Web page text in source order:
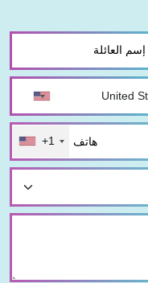
عن الطريقة
الوحدة 6 الوحدة 7
+1